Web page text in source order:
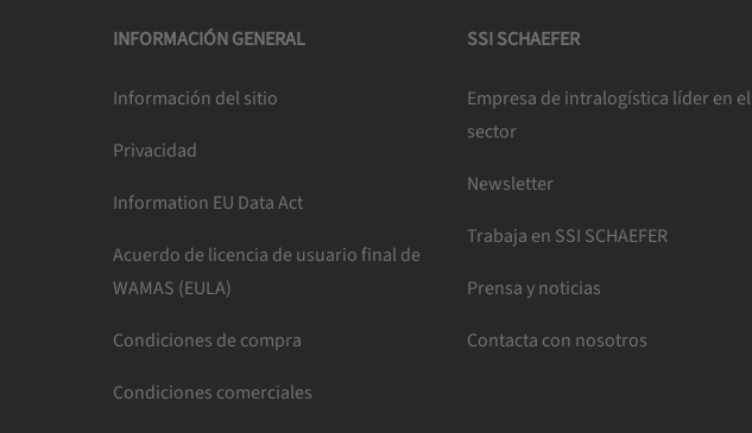
INFORMACIÓN GENERAL
Información del sitio
Privacidad
Information EU Data Act
Acuerdo de licencia de usuario final de
WAMAS (EULA)
Condiciones de compra
Condiciones comerciales
SSI SCHAEFER
Empresa de intralogística líder en el
sector
Newsletter
Trabaja en SSI SCHAEFER
Prensa y noticias
Contacta con nosotros